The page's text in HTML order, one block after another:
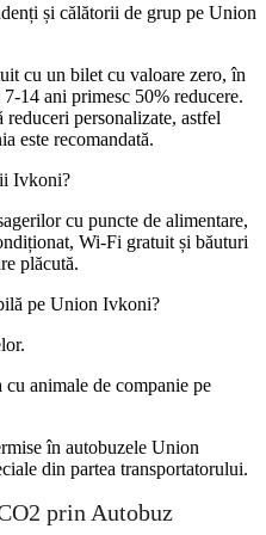
și călătorii de grup pe Union
cu un bilet cu valoare zero, în
14 ani primesc 50% reducere.
personalizate, astfel
este recomandată.
Ivkoni?
cu puncte de alimentare,
Wi-Fi gratuit și băuturi
plăcută.
pe Union Ivkoni?
animale de companie pe
în autobuzele Union
din partea transportatorului.
prin Autobuz